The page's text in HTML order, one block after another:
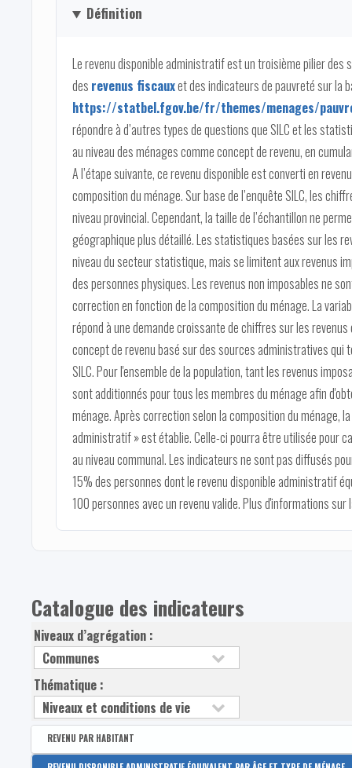
Définition
Le revenu disponible administratif est un troisième pilier
des revenus fiscauxet des indicateurs de pauvreté sur la
https://statbel.fgov.be/fr/themes/menages/
répondre à d’autres types de questions que SILC et les
au niveau des ménages comme concept de revenu, en
A l’étape suivante, ce revenu disponible est converti en
composition du ménage. Sur base de l’enquête SILC, les
niveau provincial. Cependant, la taille de l’échantillon ne
géographique plus détaillé. Les statistiques basées sur les
niveau du secteur statistique, mais se limitent aux revenus
des personnes physiques. Les revenus non imposables ne
correction en fonction de la composition du ménage. La
répond à une demande croissante de chiffres sur les
concept de revenu basé sur des sources administratives qui
SILC. Pour l'ensemble de la population, tant les revenus
sont additionnés pour tous les membres du ménage afin
ménage. Après correction selon la composition du ménage,
administratif » est établie. Celle-ci pourra être utilisée pour
au niveau communal. Les indicateurs ne sont pas diffusés
15% des personnes dont le revenu disponible administratif
100 personnes avec un revenu valide. Plus d'informations
Catalogue des indicateurs
Niveaux d’agrégation :
Thématique :
REVENU PAR HABITANT